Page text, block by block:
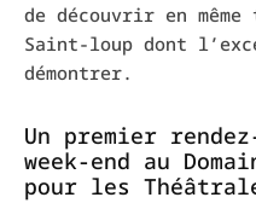
de découvrir en
Saint-loup dont
démontrer.
Un premier
week-end au
pour les